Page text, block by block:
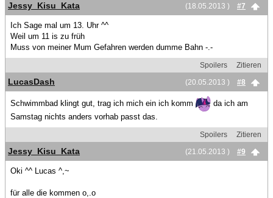
(18.05.2013 )
#7
Jessy_Kisu_Kata
Ich Sage mal um 13. Uhr ^^
Weil um 11 is zu früh
Muss von meiner Mum Gefahren werden dumme Bahn -.-
Spoilers
Zitieren
(20.05.2013 )
#8
LucasDash
Schwimmbad klingt gut, trag ich mich ein ich komm
da ich am
Samstag nichts anders vorhab passt das.
Spoilers
Zitieren
(21.05.2013 )
#9
Jessy_Kisu_Kata
Oki ^^ Lucas ^,~
für alle die kommen o,.o